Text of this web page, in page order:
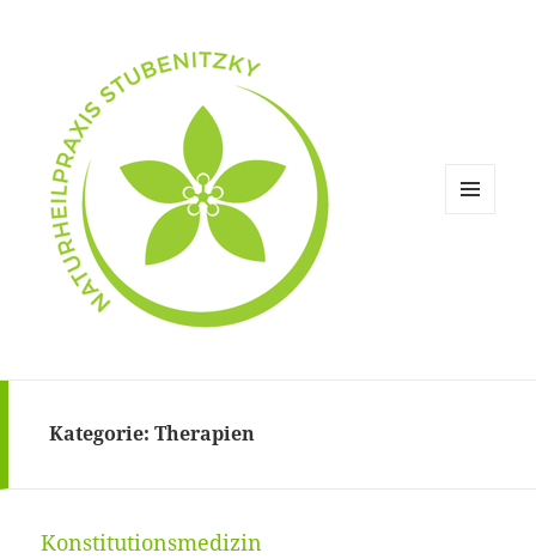
Kategorie:Therapien
Konstitutionsmedizin